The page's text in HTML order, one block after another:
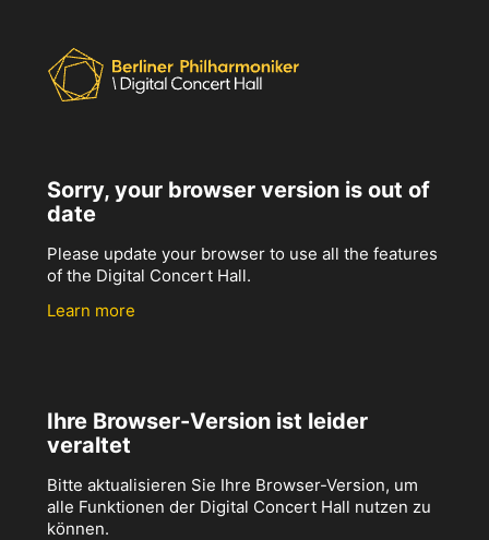
Sorry, your browser version is out of
date
Please update your browser to use all the features
of the Digital Concert Hall.
Learn more
Ihre Browser-Version ist leider
veraltet
Bitte aktualisieren Sie Ihre Browser-Version, um
alle Funktionen der Digital Concert Hall nutzen zu
können.